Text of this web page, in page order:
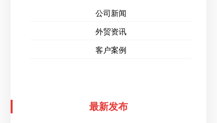
公司新闻
外贸资讯
客户案例
最新发布